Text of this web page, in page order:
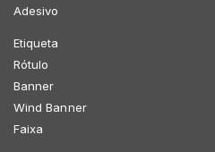
Adesivo
Etiqueta
Rótulo
Banner
Wind Banner
Faixa